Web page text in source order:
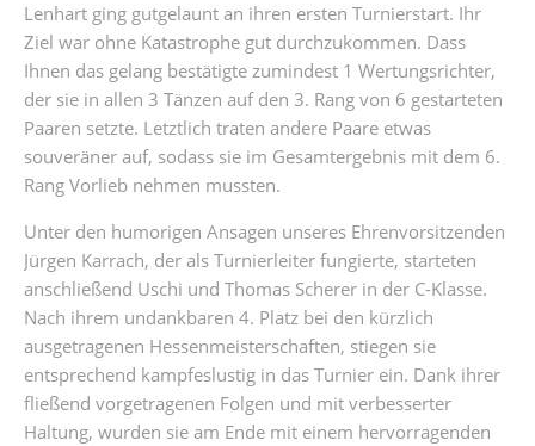
Lenhart ging gutgelaunt an ihren ersten Turnierstart. Ihr
Ziel war ohne Katastrophe gut durchzukommen. Dass
Ihnen das gelang bestätigte zumindest 1 Wertungsrichter,
der sie in allen 3 Tänzen auf den 3. Rang von 6 gestarteten
Paaren setzte. Letztlich traten andere Paare etwas
souveräner auf, sodass sie im Gesamtergebnis mit dem 6.
Rang Vorlieb nehmen mussten.
Unter den humorigen Ansagen unseres Ehrenvorsitzenden
Jürgen Karrach, der als Turnierleiter fungierte, starteten
anschließend Uschi und Thomas Scherer in der C-Klasse.
Nach ihrem undankbaren 4. Platz bei den kürzlich
ausgetragenen Hessenmeisterschaften, stiegen sie
entsprechend kampfeslustig in das Turnier ein. Dank ihrer
fließend vorgetragenen Folgen und mit verbesserter
Haltung, wurden sie am Ende mit einem hervorragenden